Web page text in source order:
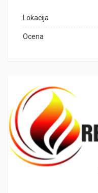
Lokacija
Ocena